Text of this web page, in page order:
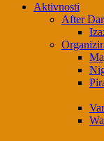
Aktivnosti
After